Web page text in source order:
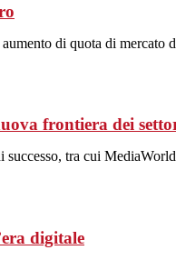
di quota di mercato
frontiera dei
tra cui
digitale